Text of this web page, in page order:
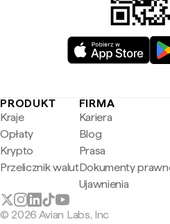
PRODUKT
Kraje
Opłaty
Krypto
Przelicznik walut
FIRMA
Kariera
Blog
Prasa
Dokumenty
Ujawnienia
© 2026 Avian Labs, Inc